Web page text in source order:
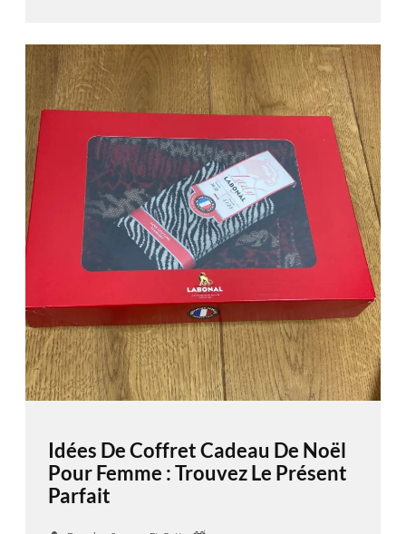
Idées De Coffret Cadeau De Noël
Pour Femme : Trouvez Le Présent
Parfait